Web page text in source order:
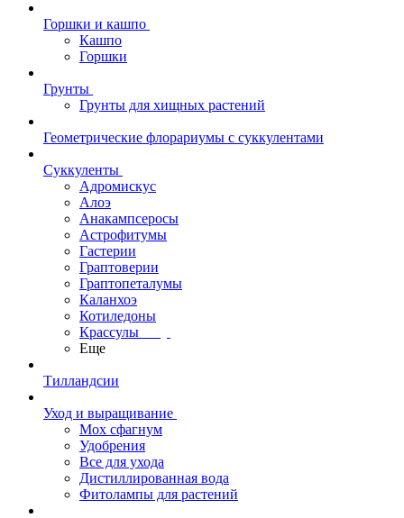
Горшки и кашпо
Кашпо
Горшки
Грунты
Грунты для хищных растений
Геометрические флорариумы с суккулентами
Суккуленты
Адромискус
Алоэ
Анакампсеросы
Астрофитумы
Гастерии
Граптоверии
Граптопеталумы
Каланхоэ
Котиледоны
Крассулы
Еще
Тилландсии
Уход и выращивание
Мох сфагнум
Удобрения
Все для ухода
Дистиллированная вода
Фитолампы для растений